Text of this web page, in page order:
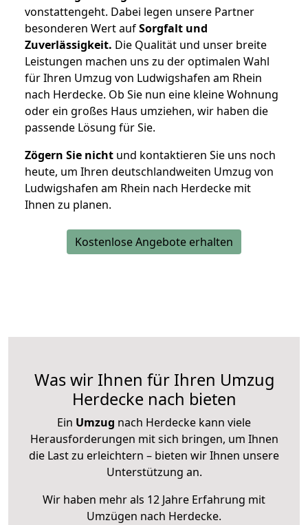
vonstattengeht. Dabei legen unsere Partner
besonderen Wert aufSorgfalt und
Zuverlässigkeit. Die Qualität und unser breite
Leistungen machen uns zu der optimalen Wahl
für Ihren Umzug von Ludwigshafen am Rhein
nach Herdecke. Ob Sie nun eine kleine Wohnung
oder ein großes Haus umziehen, wir haben die
passende Lösung für Sie.
Zögern Sie nicht und kontaktieren Sie uns noch
heute, um Ihren deutschlandweiten Umzug von
Ludwigshafen am Rhein nach Herdecke mit
Ihnen zu planen.
Kostenlose Angebote erhalten
Was wir Ihnen für Ihren Umzug
Herdecke nach bieten
Ein Umzug nach Herdecke kann viele
Herausforderungen mit sich bringen, um Ihnen
die Last zu erleichtern – bieten wir Ihnen unsere
Unterstützung an.
Wir haben mehr als 12 Jahre Erfahrung mit
Umzügen nach Herdecke.